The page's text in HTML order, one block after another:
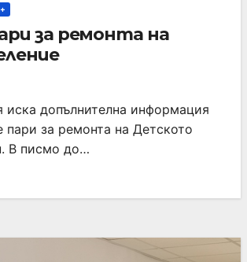
за ремонта на
допълнителна информация
за ремонта на Детското
В писмо до…